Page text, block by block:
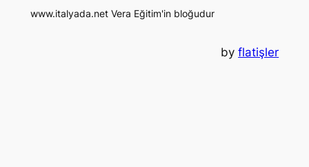
www.italyada.net Vera Eğitim'in bloğudur
byflatişler